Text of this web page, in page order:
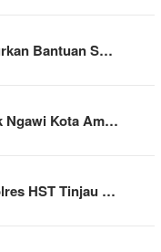
Bantuan S…
Ngawi Kota Am…
HST Tinjau …